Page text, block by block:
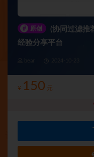
# 原创
(协同过滤推
经验分享平台
¥ 150 元